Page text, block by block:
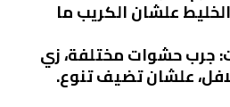
علشان الكريب ما
: جرب حشوات مختلفة، زي
علشان تضيف تنوع.